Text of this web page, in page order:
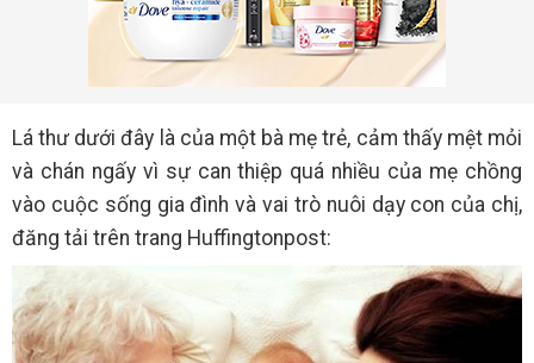
Lá thư dưới đây là của một bà mẹ trẻ, cảm thấy mệt mỏi
và chán ngấy vì sự can thiệp quá nhiều của mẹ chồng
vào cuộc sống gia đình và vai trò nuôi dạy con của chị,
đăng tải trên trang Huffingtonpost: